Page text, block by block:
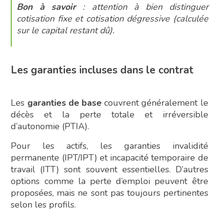
Bon à savoir: attention à bien distinguer
cotisation fixe et cotisation dégressive (calculée
sur le capital restant dû).
Les garanties incluses dans le contrat
Les garanties de base couvrent généralement le
décès et la perte totale et irréversible
d’autonomie (PTIA).
Pour les actifs, les garanties invalidité
permanente (IPT/IPT) et incapacité temporaire de
travail (ITT) sont souvent essentielles. D’autres
options comme la perte d’emploi peuvent être
proposées, mais ne sont pas toujours pertinentes
selon les profils.